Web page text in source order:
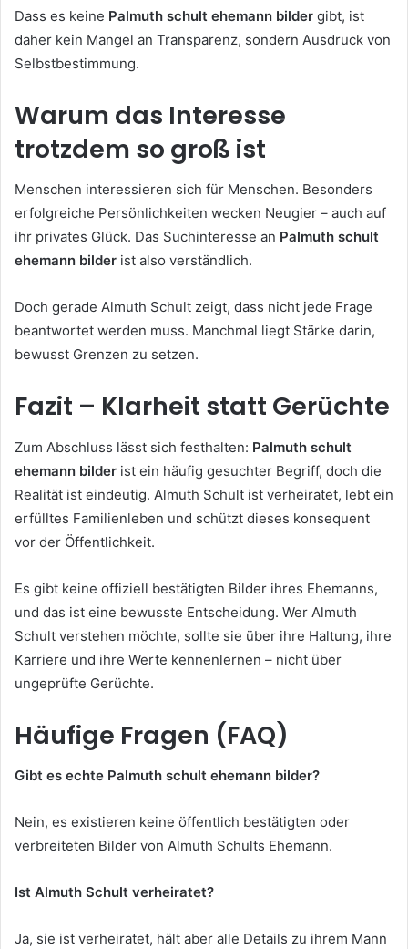
Dass es keine Palmuth schult ehemann bilder gibt, ist
daher kein Mangel an Transparenz, sondern Ausdruck von
Selbstbestimmung.
Warum das Interesse
trotzdem so groß ist
Menschen interessieren sich für Menschen. Besonders
erfolgreiche Persönlichkeiten wecken Neugier – auch auf
ihr privates Glück. Das Suchinteresse an Palmuth schult
ehemann bilder ist also verständlich.
Doch gerade Almuth Schult zeigt, dass nicht jede Frage
beantwortet werden muss. Manchmal liegt Stärke darin,
bewusst Grenzen zu setzen.
Fazit – Klarheit statt Gerüchte
Zum Abschluss lässt sich festhalten: Palmuth schult
ehemann bilder ist ein häufig gesuchter Begriff, doch die
Realität ist eindeutig. Almuth Schult ist verheiratet, lebt ein
erfülltes Familienleben und schützt dieses konsequent
vor der Öffentlichkeit.
Es gibt keine offiziell bestätigten Bilder ihres Ehemanns,
und das ist eine bewusste Entscheidung. Wer Almuth
Schult verstehen möchte, sollte sie über ihre Haltung, ihre
Karriere und ihre Werte kennenlernen – nicht über
ungeprüfte Gerüchte.
Häufige Fragen (FAQ)
Gibt es echte Palmuth schult ehemann bilder?
Nein, es existieren keine öffentlich bestätigten oder
verbreiteten Bilder von Almuth Schults Ehemann.
Ist Almuth Schult verheiratet?
Ja, sie ist verheiratet, hält aber alle Details zu ihrem Mann